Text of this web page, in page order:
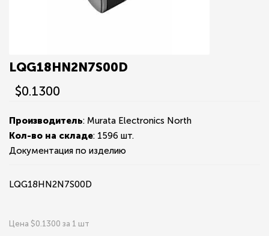
LQG18HN2N7S00D
$0.1300
Производитель: Murata Electronics North
Кол-во на складе: 1596 шт.
Документация по изделию
LQG18HN2N7S00D
Цена $0.1300 за 1 шт